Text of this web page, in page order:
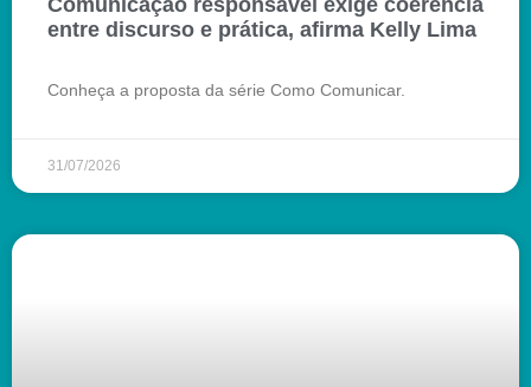
entre discurso e prática, afirma Kelly Lima
Conheça a proposta da série Como Comunicar.
31/07/2026